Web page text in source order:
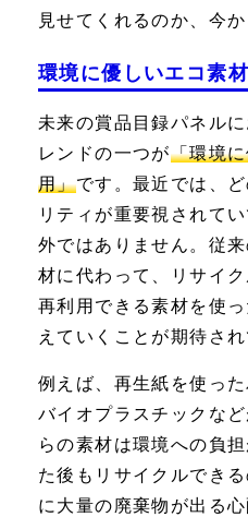
見せてくれるのか、今
環境に優しいエコ素
未来の賞品目録パネル
レンドの一つが「環境
用」です。最近では、
リティが重要視されて
外ではありません。従
材に代わって、リサイ
再利用できる素材を使
えていくことが期待され
例えば、再生紙を使っ
バイオプラスチックな
らの素材は環境への負
た後もリサイクルでき
に大量の廃棄物が出る